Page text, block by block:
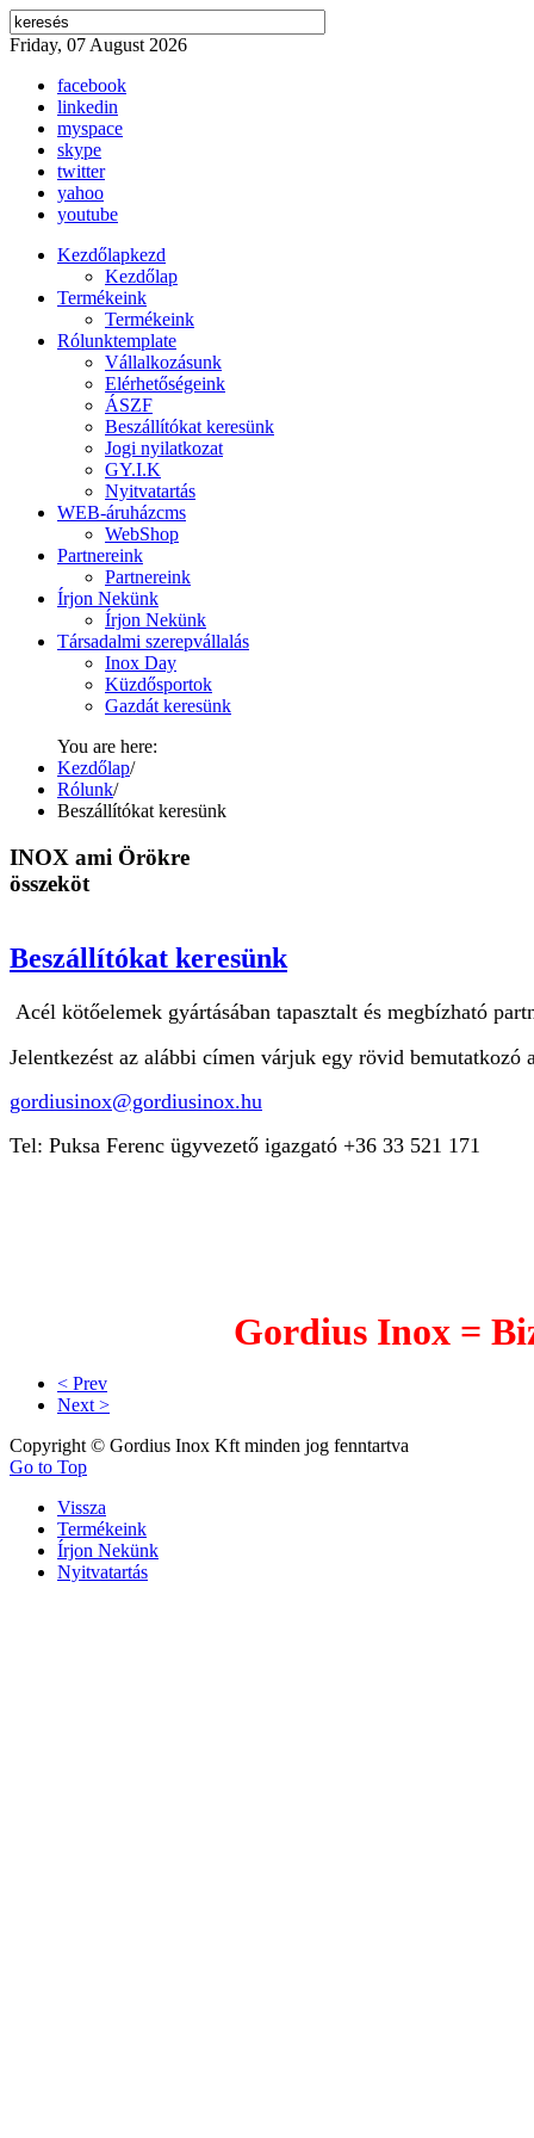
Friday, 07 August 2026
facebook
linkedin
myspace
skype
twitter
yahoo
youtube
Kezdőlapkezd
Kezdőlap
Termékeink
Termékeink
Rólunktemplate
Vállalkozásunk
Elérhetőségeink
ÁSZF
Beszállítókat keresünk
Jogi nyilatkozat
GY.I.K
Nyitvatartás
WEB-áruházcms
WebShop
Partnereink
Partnereink
Írjon Nekünk
Írjon Nekünk
Társadalmi szerepvállalás
Inox Day
Küzdősportok
Gazdát keresünk
You are here:
Kezdőlap/
Rólunk/
Beszállítókat keresünk
INOX ami Örökre
összeköt
Beszállítókat keresünk
Acél kötőelemek gyártásában tapasztalt és megbízható
Jelentkezést az alábbi címen várjuk egy rövid bemutatkozó
gordiusinox@gordiusinox.hu
Tel: Puksa Ferenc ügyvezető igazgató +36 33 521 171
Gordius Inox =
< Prev
Next >
Copyright © Gordius Inox Kft minden jog fenntartva
Go to Top
Vissza
Termékeink
Írjon Nekünk
Nyitvatartás